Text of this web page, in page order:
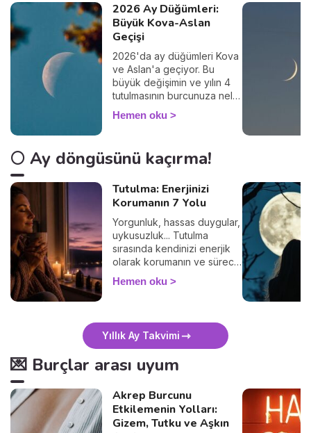
2026 Ay Düğümleri:
Büyük Kova-Aslan
Geçişi
2026'da ay düğümleri Kova
ve Aslan'a geçiyor. Bu
büyük değişimin ve yılın 4
tutulmasının burcunuza neler
getireceğini keşfedin.
Hemen oku
🌕 Ay döngüsünü kaçırma!
Tutulma: Enerjinizi
Korumanın 7 Yolu
Yorgunluk, hassas duygular,
uykusuzluk... Tutulma
sırasında kendinizi enerjik
olarak korumanın ve süreci
sakin geçirmenin 7 basit
yolunu keşfedin. 🛡️🌒
Hemen oku
Yıllık Ay Takvimi
💌 Burçlar arası uyum
Akrep Burcunu
Etkilemenin Yolları:
Gizem, Tutku ve Aşkın